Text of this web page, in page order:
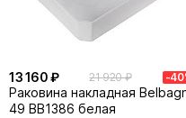
13 160 ₽ 21 920 ₽ -
Раковина накладная
49 BB1386 белая